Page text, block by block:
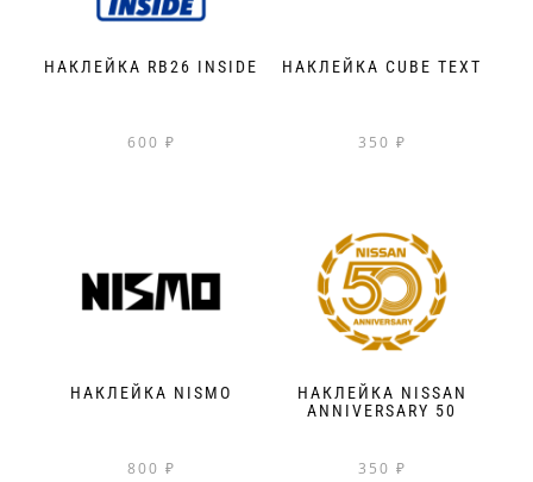
НАКЛЕЙКА RB26 INSIDE
600 ₽
НАКЛЕЙКА CUBE TEXT
350 ₽
НАКЛЕЙКА NISMO
800 ₽
НАКЛЕЙКА NISSAN
ANNIVERSARY 50
350 ₽